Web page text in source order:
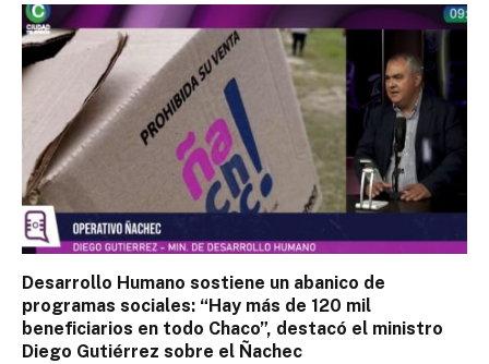
Desarrollo Humano sostiene un abanico de
programas sociales: “Hay más de 120 mil
beneficiarios en todo Chaco”, destacó el ministro
Diego Gutiérrez sobre el Ñachec